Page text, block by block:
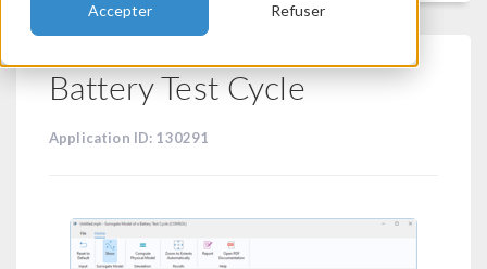
Accepter Refuser
Battery Test Cycle
Application ID: 130291